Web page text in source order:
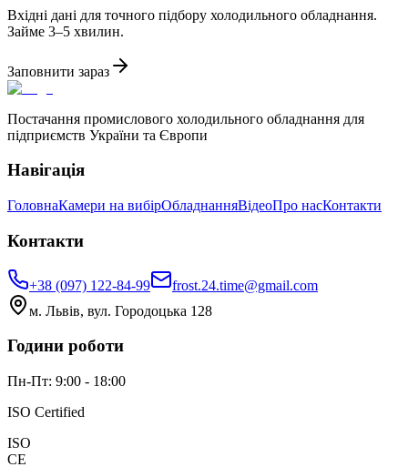
Вхідні дані для точного підбору холодильного обладнання.
Займе 3–5 хвилин.
Заповнити зараз
Постачання промислового холодильного обладнання для
підприємств України та Європи
Навігація
ГоловнаКамери на вибірОбладнанняВідеоПро насКонтакти
Контакти
+38 (097) 122-84-99
frost.24.time@gmail.com
м. Львів, вул. Городоцька 128
Години роботи
Пн-Пт: 9:00 - 18:00
ISO Certified
ISO
CE